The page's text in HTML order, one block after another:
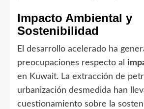
Impacto Ambiental y
Sostenibilidad
El desarrollo acelerado ha
preocupaciones respecto al
en Kuwait. La extracción de
urbanización desmedida han
cuestionamiento sobre la